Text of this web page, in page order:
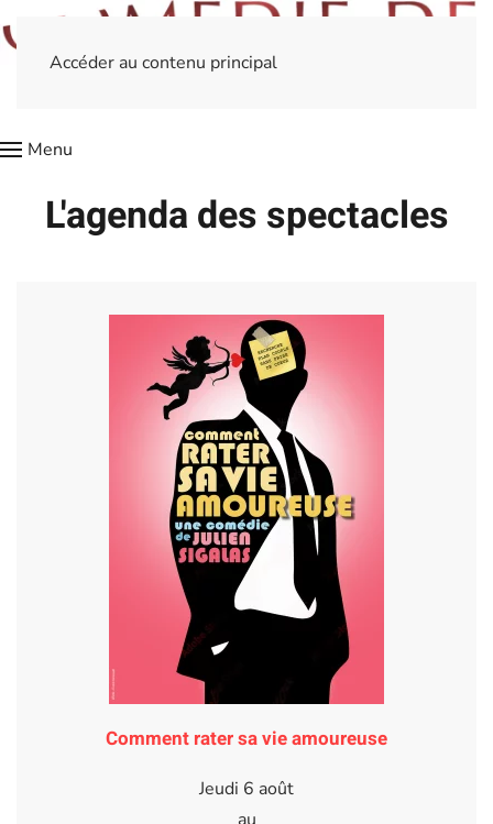
Accéder au contenu principal
Menu
L'agenda des spectacles
Comment rater sa vie amoureuse
Jeudi 6 août